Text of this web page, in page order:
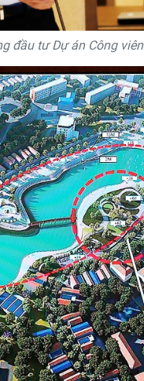
đầu tư Dự án Công